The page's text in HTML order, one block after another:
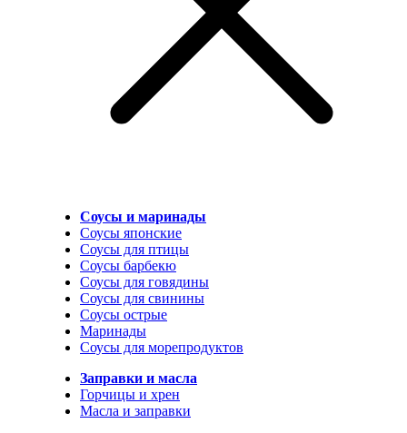
Соусы и маринады
Соусы японские
Соусы для птицы
Соусы барбекю
Соусы для говядины
Соусы для свинины
Соусы острые
Маринады
Соусы для морепродуктов
Заправки и масла
Горчицы и хрен
Масла и заправки